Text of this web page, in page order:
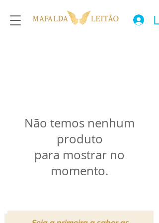
Não temos nenhum
produto
para mostrar no
momento.